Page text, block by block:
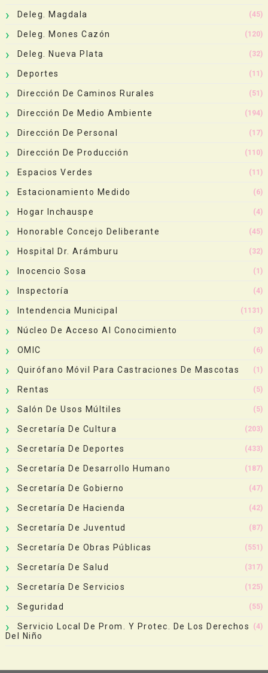
Deleg. Magdala (45)
Deleg. Mones Cazón (120)
Deleg. Nueva Plata (32)
Deportes (11)
Dirección De Caminos Rurales (51)
Dirección De Medio Ambiente (194)
Dirección De Personal (17)
Dirección De Producción (110)
Espacios Verdes (11)
Estacionamiento Medido (6)
Hogar Inchauspe (4)
Honorable Concejo Deliberante (45)
Hospital Dr. Arámburu (32)
Inocencio Sosa (1)
Inspectoría (4)
Intendencia Municipal (1131)
Núcleo De Acceso Al Conocimiento (3)
OMIC (6)
Quirófano Móvil Para Castraciones De Mascotas (1)
Rentas (5)
Salón De Usos Múltiles (5)
Secretaría De Cultura (203)
Secretaría De Deportes (433)
Secretaría De Desarrollo Humano (187)
Secretaría De Gobierno (47)
Secretaría De Hacienda (42)
Secretaría De Juventud (87)
Secretaría De Obras Públicas (551)
Secretaría De Salud (317)
Secretaría De Servicios (125)
Seguridad (55)
Servicio Local De Prom. Y Protec. De Los Derechos
Del Niño
(4)